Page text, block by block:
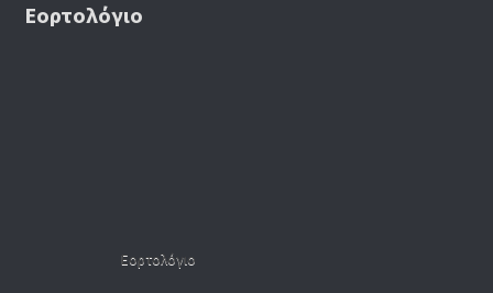
Εορτολόγιο
Εορτολόγιο